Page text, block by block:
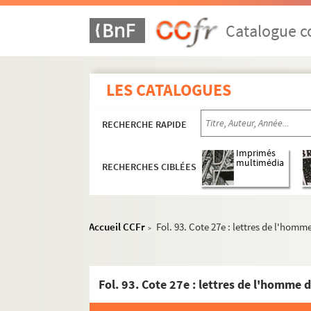
Catalogue
LES CATALOGUES
RECHERCHE RAPIDE
RECHERCHES CIBLÉES
Imprimés
multimédia
Accueil CCFr > Fol. 93. Cote 27e : lettres de
Fol. 93. Cote 27e : lettres de l'homme
4-MS-2786. Notes de lecture, papiers
4-MS-2788. Les
Voltaire et sa nièce madame Denis